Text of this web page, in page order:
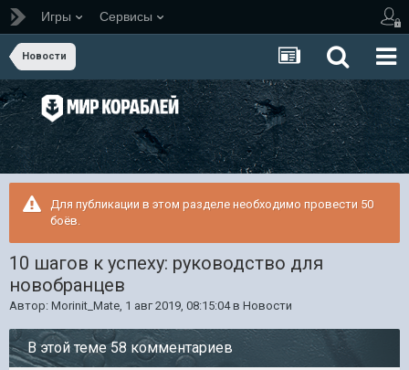
Игры Сервисы
Новости
Для публикации в этом разделе необходимо провести 50
боёв.
10 шагов к успеху: руководство для
новобранцев
Автор: Morinit_Mate, 1 авг 2019, 08:15:04в Новости
В этой теме 58 комментариев